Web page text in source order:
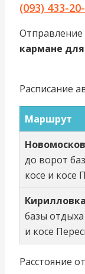
(093) 433-
Отправление
кармане
Расписание
Маршрут
до ворот
косе и косе
Кирилловка
базы
и косе
Расстояние